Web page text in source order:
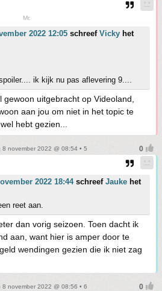
Mr.
2022 12:05 schreef Vicky het
ik kijk nu pas aflevering 9....
uitgebracht op Videoland,
aan jou om niet in het topic te
hebt gezien...
8 november 2022 @ 08:54 • 5
2022 18:44schreef Jauke het
reet aan.
dan vorig seizoen. Toen dacht ik
aan, want hier is amper door te
wendingen gezien die ik niet zag
8 november 2022 @ 08:56 • 6